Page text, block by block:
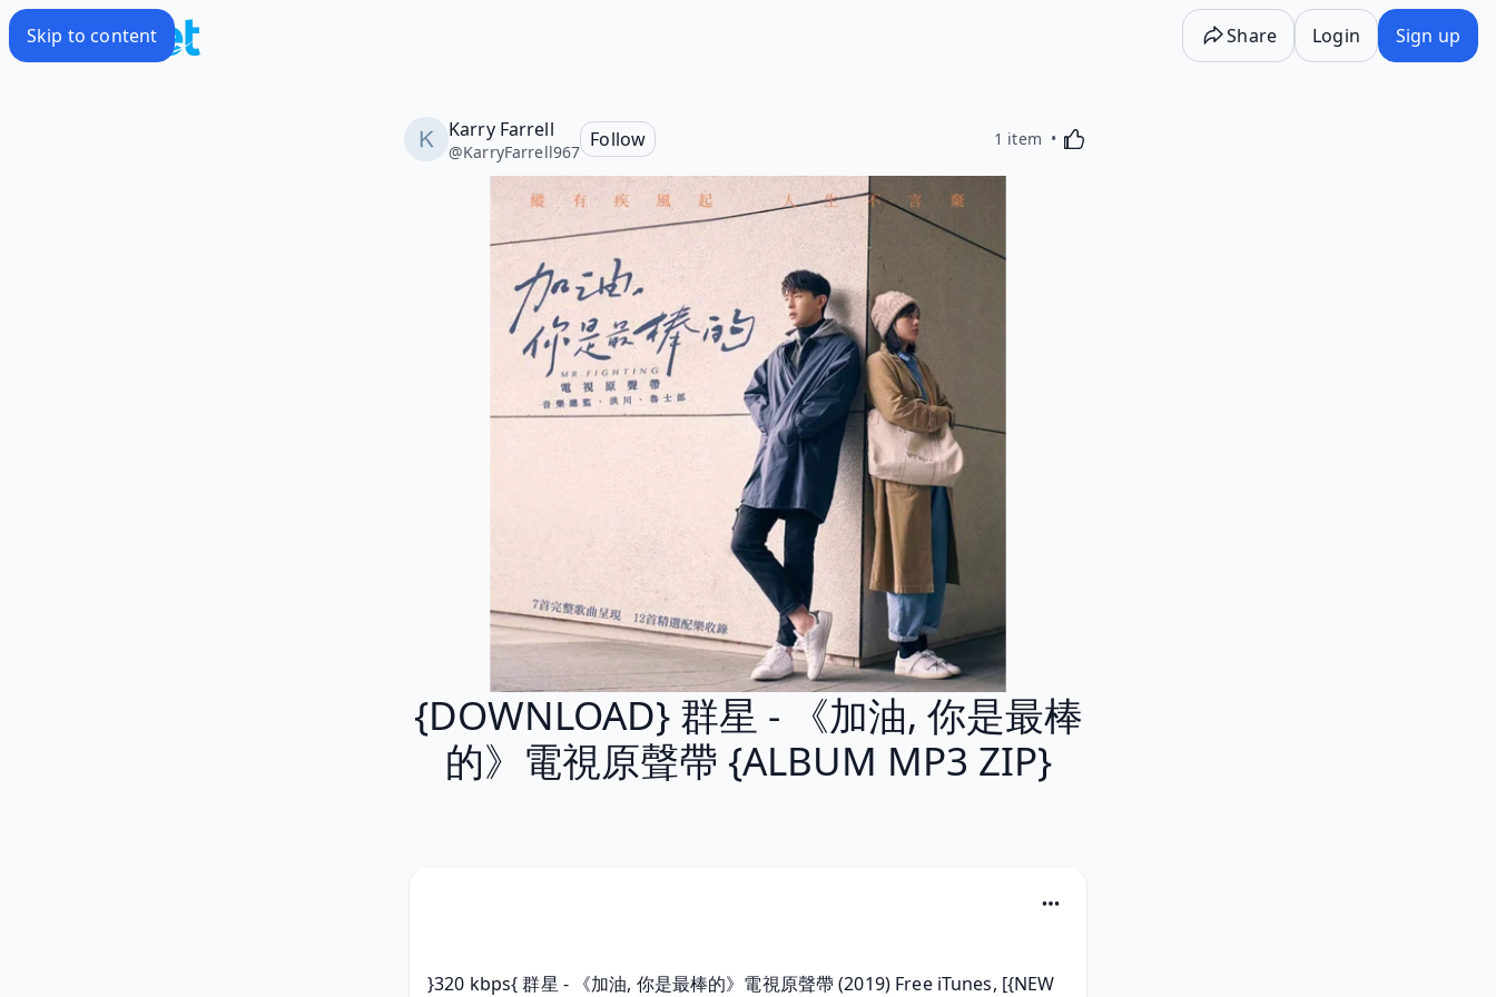
Skip to content Share Login Sign up
Karry Farrell
@KarryFarrell967
Follow 1 item Activating this element will cause content on the
{DOWNLOAD} 群星 - 《加油, 你是最棒
的》電視原聲帶 {ALBUM MP3 ZIP}
}320 kbps{ 群星 - 《加油, 你是最棒的》電視原聲帶 (2019) Free iTunes, [{NEW